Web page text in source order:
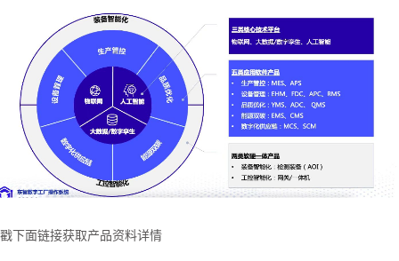
戳下面链接获取产品资料详情